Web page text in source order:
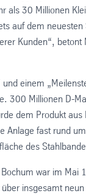
als 30 Millionen
auf dem
Kunden“,
und einem
300 Millionen D-
dem Produkt
Anlage fast rund
des
Bochum war im
insgesamt